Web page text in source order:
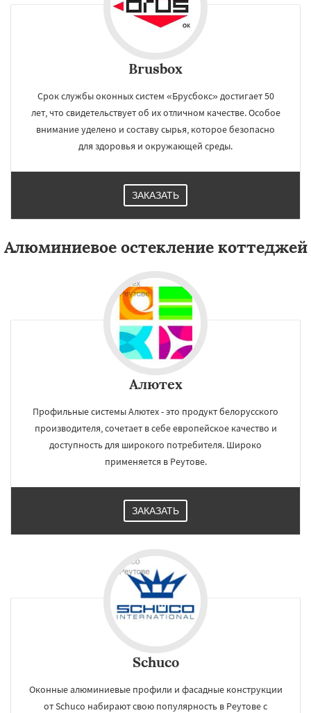
Brusbox
Срок службы оконных систем «Брусбокс» достигает 50
лет, что свидетельствует об их отличном качестве. Особое
внимание уделено и составу сырья, которое безопасно
для здоровья и окружающей среды.
ЗАКАЗАТЬ
Алюминиевое остекление коттеджей
Алютех
Профильные системы Алютех - это продукт белорусского
производителя, сочетает в себе европейское качество и
доступность для широкого потребителя. Широко
применяется в Реутове.
ЗАКАЗАТЬ
Schuco
Оконные алюминиевые профили и фасадные конструкции
от Schuco набирают свою популярность в Реутове с